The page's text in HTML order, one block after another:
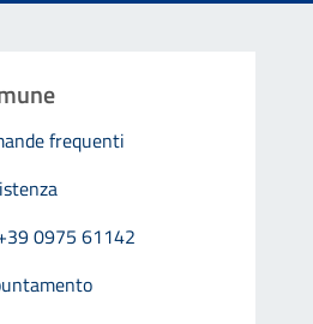
frequenti
0975 61142